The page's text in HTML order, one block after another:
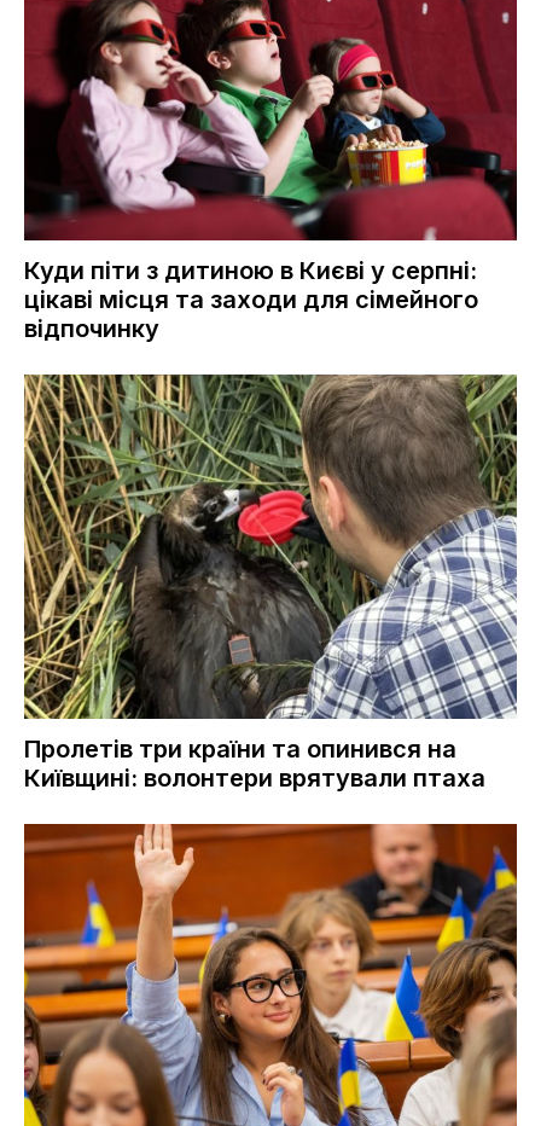
Куди піти з дитиною в Києві у серпні:
цікаві місця та заходи для сімейного
відпочинку
Пролетів три країни та опинився на
Київщині: волонтери врятували птаха